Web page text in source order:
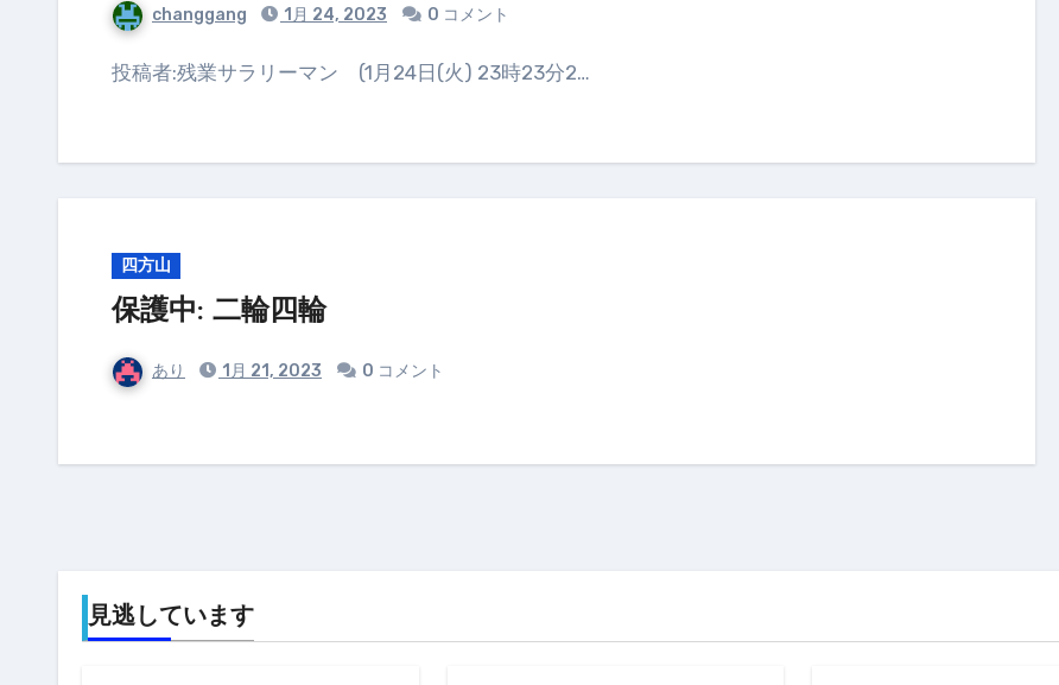
changgang 1月 24, 2023 0 コメント
投稿者:残業サラリーマン (1月24日(火) 23時23分2…
四方山
保護中: 二輪四輪
あり 1月 21, 2023 0 コメント
見逃しています